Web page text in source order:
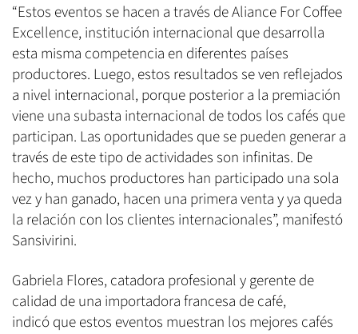
“Estos eventos se hacen a través de Aliance For Coffee
Excellence, institución internacional que desarrolla
esta misma competencia en diferentes países
productores. Luego, estos resultados se ven reflejados
a nivel internacional, porque posterior a la premiación
viene una subasta internacional de todos los cafés que
participan. Las oportunidades que se pueden generar a
través de este tipo de actividades son infinitas. De
hecho, muchos productores han participado una sola
vez y han ganado, hacen una primera venta y ya queda
la relación con los clientes internacionales”, manifestó
Sansivirini.
Gabriela Flores, catadora profesional y gerente de
calidad de una importadora francesa de café,
indicó que estos eventos muestran los mejores cafés